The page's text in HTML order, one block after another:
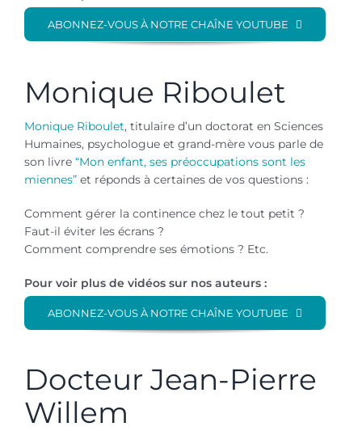
ABONNEZ-VOUS À NOTRE CHAÎNE YOUTUBE
Monique Riboulet
Monique Riboulet, titulaire d’un doctorat en Sciences
Humaines, psychologue et grand-mère vous parle de
son livre “Mon enfant, ses préoccupations sont les
miennes”et réponds à certaines de vos questions :
Comment gérer la continence chez le tout petit ?
Faut-il éviter les écrans ?
Comment comprendre ses émotions ? Etc.
Pour voir plus de vidéos sur nos auteurs :
ABONNEZ-VOUS À NOTRE CHAÎNE YOUTUBE
Docteur Jean-Pierre
Willem